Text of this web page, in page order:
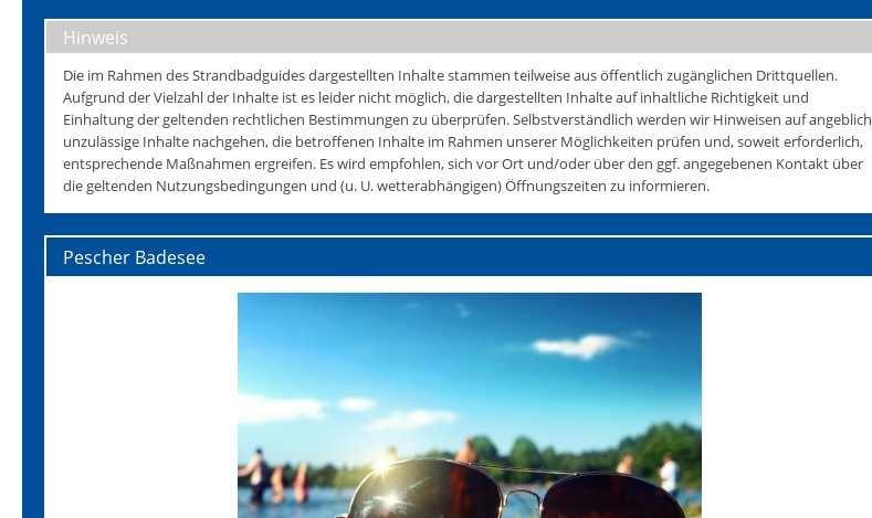
Hinweis
Die im Rahmen des Strandbadguides dargestellten Inhalte stammen teilweise aus öffentlich zugänglichen Drittquellen.
Aufgrund der Vielzahl der Inhalte ist es leider nicht möglich, die dargestellten Inhalte auf inhaltliche Richtigkeit und
Einhaltung der geltenden rechtlichen Bestimmungen zu überprüfen. Selbstverständlich werden wir Hinweisen auf angeblich
unzulässige Inhalte nachgehen, die betroffenen Inhalte im Rahmen unserer Möglichkeiten prüfen und, soweit erforderlich,
entsprechende Maßnahmen ergreifen. Es wird empfohlen, sich vor Ort und/oder über den ggf. angegebenen Kontakt über
die geltenden Nutzungsbedingungen und (u. U. wetterabhängigen) Öffnungszeiten zu informieren.
Pescher Badesee